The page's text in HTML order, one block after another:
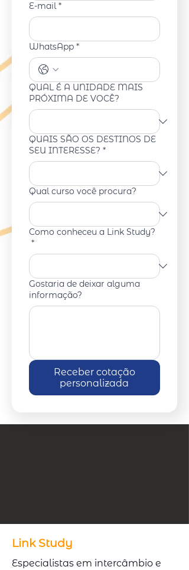
E-mail *
WhatsApp *
QUAL É A UNIDADE MAIS
PRÓXIMA DE VOCÊ?
QUAIS SÃO OS DESTINOS DE
SEU INTERESSE? *
Qual curso você procura?
Como conheceu a Link Study?
*
Gostaria de deixar alguma
informação?
Receber cotação
personalizada
Link Study
Especialistas em intercâmbio e